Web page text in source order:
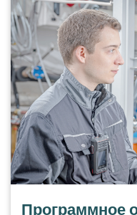
Программное